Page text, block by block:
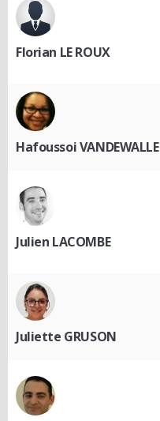
Florian LE ROUX
Hafoussoi VANDEWALLE
Julien LACOMBE
Juliette GRUSON